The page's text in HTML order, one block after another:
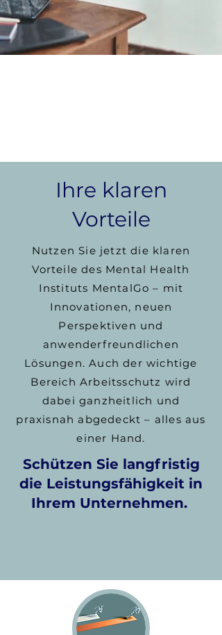
Ihre klaren
Vorteile
Nutzen Sie jetzt die klaren
Vorteile des Mental Health
Instituts MentalGo – mit
Innovationen, neuen
Perspektiven und
anwenderfreundlichen
Lösungen. Auch der wichtige
Bereich Arbeitsschutz wird
dabei ganzheitlich und
praxisnah abgedeckt – alles aus
einer Hand.
Schützen Sie langfristig
die Leistungsfähigkeit in
Ihrem Unternehmen.